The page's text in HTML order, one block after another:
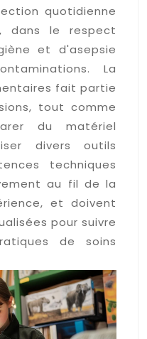
quotidienne
dans le respect
et d'asepsie
La
fait partie
tout comme
du matériel
divers outils
techniques
au fil de la
et doivent
pour suivre
de soins